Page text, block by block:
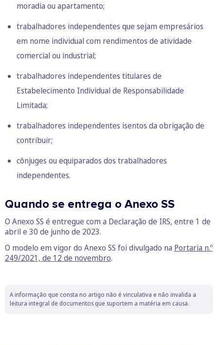
moradia ou apartamento;
trabalhadores independentes que sejam empresários
em nome individual com rendimentos de atividade
comercial ou industrial;
trabalhadores independentes titulares de
Estabelecimento Individual de Responsabilidade
Limitada;
trabalhadores independentes isentos da obrigação de
contribuir;
cônjuges ou equiparados dos trabalhadores
independentes.
Quando se entrega o Anexo SS
O Anexo SS é entregue com a Declaração de IRS, entre 1 de
abril e 30 de junho de 2023.
O modelo em vigor do Anexo SS foi divulgado na Portaria n.º
249/2021, de 12 de novembro.
A informação que consta no artigo não é vinculativa e não invalida a
leitura integral de documentos que suportem a matéria em causa.